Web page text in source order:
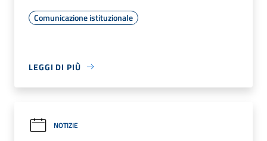
Comunicazione istituzionale
LEGGI DI PIÙ
NOTIZIE